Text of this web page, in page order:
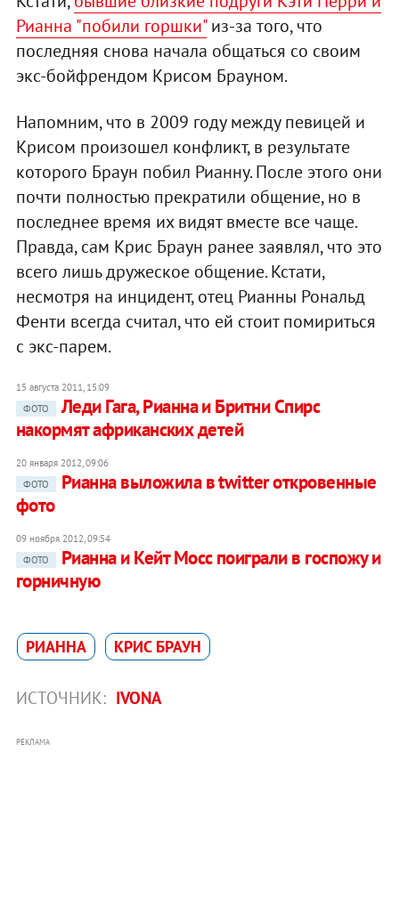
Рианна "побили горшки"из-за того, что
последняя снова начала общаться со своим
экс-бойфрендом Крисом Брауном.
Напомним, что в 2009 году между певицей и
Крисом произошел конфликт, в результате
которого Браун побил Рианну. После этого они
почти полностью прекратили общение, но в
последнее время их видят вместе все чаще.
Правда, сам Крис Браун ранее заявлял, что это
всего лишь дружеское общение. Кстати,
несмотря на инцидент, отец Рианны Рональд
Фенти всегда считал, что ей стоит помириться
с экс-парем.
15 августа 2011, 15:09
ФОТО
Леди Гага, Рианна и Бритни Спирс
накормят африканских детей
20 января 2012, 09:06
ФОТО
Рианна выложила в twitter откровенные
фото
09 ноября 2012, 09:54
ФОТО
Рианна и Кейт Мосс поиграли в госпожу и
горничную
РИАННА КРИС БРАУН
ИСТОЧНИК: IVONA
РЕКЛАМА